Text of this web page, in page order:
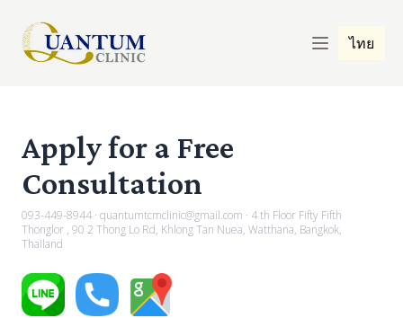
ไทย
Apply for a Free
Consultation
093-449-8944 · quantumtcmclinic@gmail.com · 4 th Floor Fifty Fifth
Thonglor , 90 2 Thong Lo Rd, Khlong Tan Nuea, Watthana, Bangkok,
Thailand